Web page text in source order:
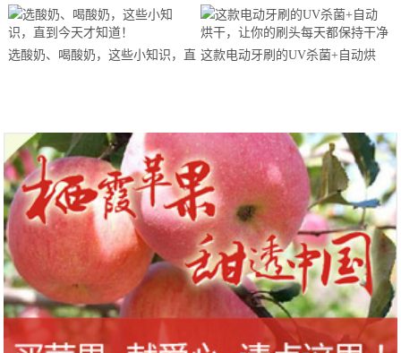
马拉松超级精英赛顺德海骏达中心
站欢乐开跑
选酸奶、喝酸奶，这些小知识，直 这款电动牙刷的UV杀菌+自动烘